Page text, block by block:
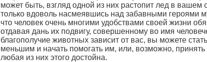
может быть, взгляд одной из них растопит лед в
только вдоволь насмеявшись над забавными героями
что человек очень многими удобствами своей жизни
отдавая дань их подвигу, совершенному во имя
благополучие животных зависит от вас, вы можете
меньшим и начать помогать им, или, возможно,
любая из них этого достойна.